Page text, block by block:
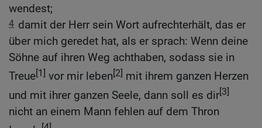
wendest;
4 damit der Herr sein Wort aufrechterhält, das er
über mich geredet hat, als er sprach: Wenn deine
Söhne auf ihren Weg achthaben, sodass sie in
Treue[1] vor mir leben[2] mit ihrem ganzen Herzen
und mit ihrer ganzen Seele, dann soll es dir[3]
nicht an einem Mann fehlen auf dem Thron